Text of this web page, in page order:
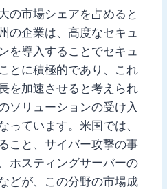
の市場シェアを占めると
の企業は、高度なセキュ
を導入することでセキュ
とに積極的であり、これ
を加速させると考えられ
ソリューションの受け入
っています。米国では、
こと、サイバー攻撃の事
ホスティングサーバーの
どが、この分野の市場成